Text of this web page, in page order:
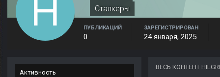
Сталкеры
ПУБЛИКАЦИЙ
0
ЗАРЕГИСТРИРОВАН
24 января, 2025
Активность
ВЕСЬ КОНТЕНТ HILGRI